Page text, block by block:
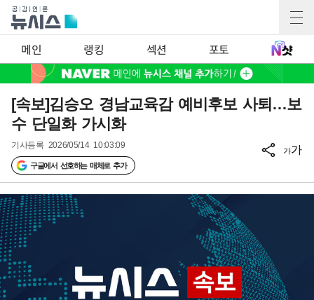
메인 랭킹 섹션 포토
[속보]김승오 경남교육감 예비후보 사퇴…보
수 단일화 가시화
기사등록 2026/05/14 10:03:09
구글에서 선호하는 매체로 추가
가가